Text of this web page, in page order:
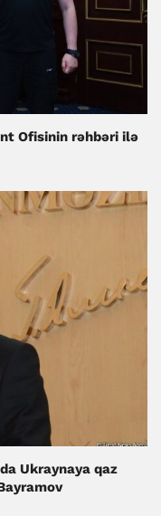
Ofisinin rəhbəri ilə
Ukraynaya qaz